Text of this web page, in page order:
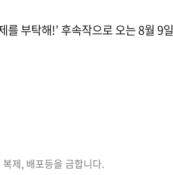
를 부탁해!’ 후속작으로 오는 8월 9일
제, 배포등을 금합니다.